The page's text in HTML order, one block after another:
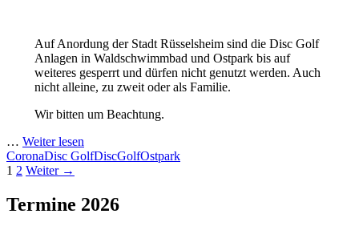
Auf Anordung der Stadt Rüsselsheim sind die Disc Golf
Anlagen in Waldschwimmbad und Ostpark bis auf
weiteres gesperrt und dürfen nicht genutzt werden. Auch
nicht alleine, zu zweit oder als Familie.
Wir bitten um Beachtung.
… Weiter lesen
CoronaDisc GolfDiscGolfOstpark
Beitragsnavigation
1 2 Weiter →
Termine 2026